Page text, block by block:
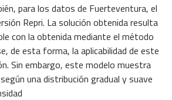
para los datos de Fuerteventura, el
Repri. La solución obtenida resulta
con la obtenida mediante el método
de esta forma, la aplicabilidad de este
Sin embargo, este modelo muestra
una distribución gradual y suave